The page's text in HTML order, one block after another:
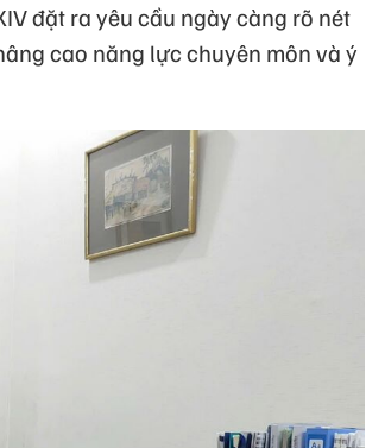
đặt ra yêu cầu ngày càng rõ nét
cao năng lực chuyên môn và ý